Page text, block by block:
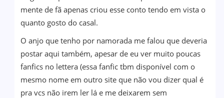
mente de fã apenas criou esse conto tendo em vista o
quanto gosto do casal.
O anjo que tenho por namorada me falou que deveria
postar aqui também, apesar de eu ver muito poucas
fanfics no lettera (essa fanfic tbm disponível com o
mesmo nome em outro site que não vou dizer qual é
pra vcs não irem ler lá e me deixarem sem